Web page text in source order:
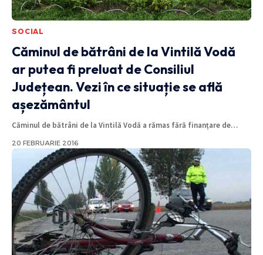
SOCIAL
Căminul de bătrâni de la Vintilă Vodă
ar putea fi preluat de Consiliul
Județean. Vezi în ce situație se află
așezământul
Căminul de bătrâni de la Vintilă Vodă a rămas fără finanțare de…
20 FEBRUARIE 2016